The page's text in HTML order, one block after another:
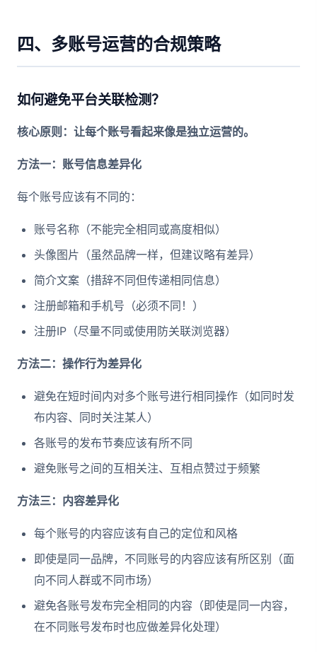
四、多账号运营的合规策略
如何避免平台关联检测？
核心原则：让每个账号看起来像是独立运营的。
方法一：账号信息差异化
每个账号应该有不同的：
账号名称（不能完全相同或高度相似）
头像图片（虽然品牌一样，但建议略有差异）
简介文案（措辞不同但传递相同信息）
注册邮箱和手机号（必须不同！）
注册IP（尽量不同或使用防关联浏览器）
方法二：操作行为差异化
避免在短时间内对多个账号进行相同操作（如同时发
布内容、同时关注某人）
各账号的发布节奏应该有所不同
避免账号之间的互相关注、互相点赞过于频繁
方法三：内容差异化
每个账号的内容应该有自己的定位和风格
即使是同一品牌，不同账号的内容应该有所区别（面
向不同人群或不同市场）
避免各账号发布完全相同的内容（即使是同一内容，
在不同账号发布时也应做差异化处理）